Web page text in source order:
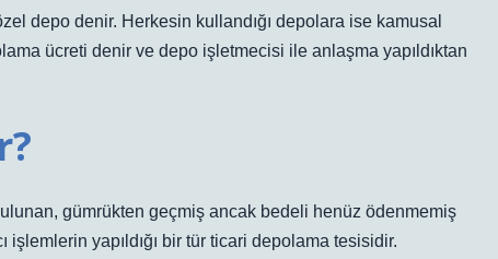
depo denir. Herkesin kullandığı depolara ise kamusal
ücreti denir ve depo işletmecisi ile anlaşma yapıldıktan
gümrükten geçmiş ancak bedeli henüz ödenmemiş
yapıldığı bir tür ticari depolama tesisidir.